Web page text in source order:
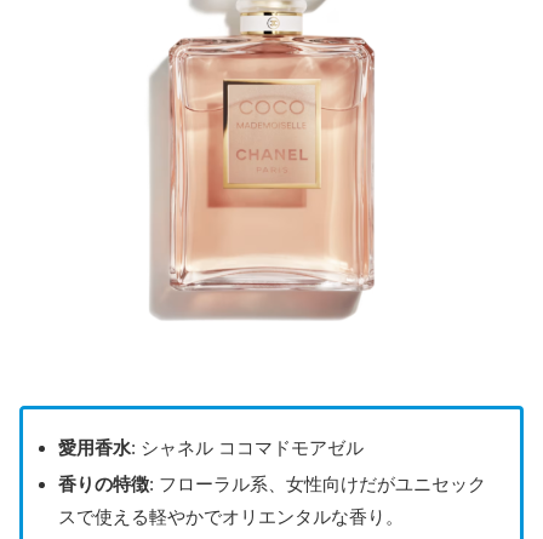
愛用香水: シャネル ココマドモアゼル
香りの特徴: フローラル系、女性向けだがユニセック
スで使える軽やかでオリエンタルな香り。